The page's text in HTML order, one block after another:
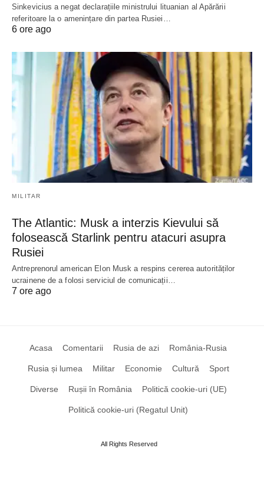
Sinkevicius a negat declarațiile ministrului lituanian al Apărării
referitoare la o amenințare din partea Rusiei…
6 ore ago
MILITAR
The Atlantic: Musk a interzis Kievului să
folosească Starlink pentru atacuri asupra
Rusiei
Antreprenorul american Elon Musk a respins cererea autorităților
ucrainene de a folosi serviciul de comunicații…
7 ore ago
Acasa Comentarii Rusia de azi România-Rusia
Rusia și lumea Militar Economie Cultură Sport
Diverse Rușii în România Politică cookie-uri (UE)
Politică cookie-uri (Regatul Unit)
All Rights Reserved